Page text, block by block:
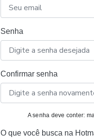
Senha
Confirmar senha
A senha deve conter:
O que você busca na